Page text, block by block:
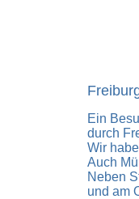
Ein
durch
Wir
Auch
Neben
und am